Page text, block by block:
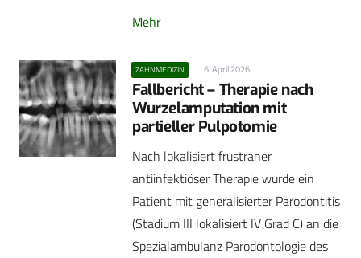
Mehr
ZAHNMEDIZIN 6. April 2026
Fallbericht – Therapie nach
Wurzelamputation mit
partieller Pulpotomie
Nach lokalisiert frustraner
antiinfektiöser Therapie wurde ein
Patient mit generalisierter Parodontitis
(Stadium III lokalisiert IV Grad C) an die
Spezialambulanz Parodontologie des